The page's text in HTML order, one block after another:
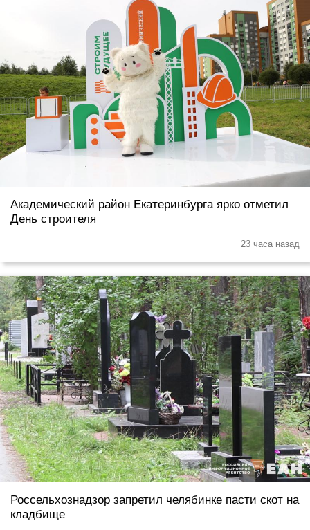
Академический район Екатеринбурга ярко отметил
День строителя
23 часа назад
Россельхознадзор запретил челябинке пасти скот на
кладбище